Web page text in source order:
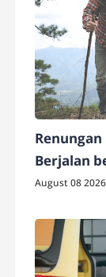
Berjalan
August 08 2026